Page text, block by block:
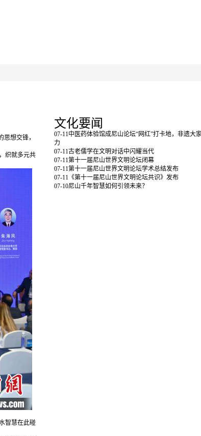
想交锋，
织就多元共
智慧在此碰
文化要闻
07-11中医药体验馆成尼山论坛“网红”打卡地，非遗大
力
07-11古老儒学在文明对话中闪耀当代
07-11第十一届尼山世界文明论坛闭幕
07-11第十一届尼山世界文明论坛学术总结发布
07-11 《第十一届尼山世界文明论坛共识》发布
07-10尼山千年智慧如何引领未来？